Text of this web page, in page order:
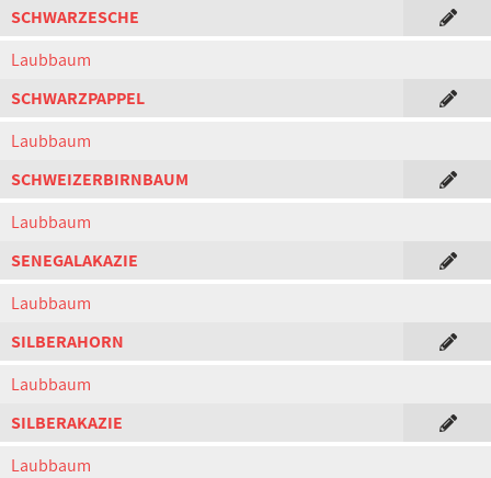
SCHWARZESCHE
Laubbaum
SCHWARZPAPPEL
Laubbaum
SCHWEIZERBIRNBAUM
Laubbaum
SENEGALAKAZIE
Laubbaum
SILBERAHORN
Laubbaum
SILBERAKAZIE
Laubbaum